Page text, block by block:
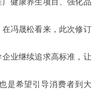
健康养生项目、强化品
冯晟松看来，此次修订
业继续追求高标准，让
是希望引导消费者到大